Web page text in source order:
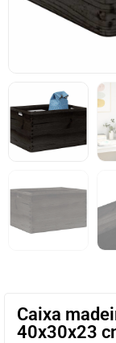
Caixa
40x30x23